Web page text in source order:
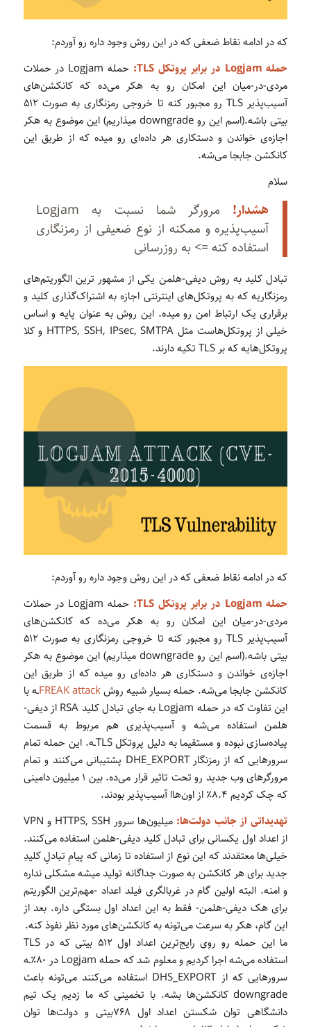
که در ادامه نقاط ضعفی که در این روش وجود داره رو آوردم:
حمله‌ Logjam در برابر پروتکل TLS:
حمله‌ Logjam در حملات
مردی-در-میان این امکان رو به هکر می‌ده که کانکشن‌های
آسیب‌پذیر TLS رو مجبور کنه تا خروجی رمزنگاری به صورت ۵۱۲
بیتی باشه.(اسم این رو downgrade میذاریم) این موضوع به هکر
اجازه‌ی خواندن و دستکاری هر داده‌ای رو میده که از طریق این
کانکشن جابجا می‌شه.
سلام
هشدار!
مرورگر شما نسبت به Logjam
آسیب‌پذیره و ممکنه از نوع ضعیفی از رمزنگاری
استفاده کنه => به روزرسانی
تبادل کلید به روش دیفی-هلمن یکی از مشهور ترین الگوریتم‌های
رمزنگاریه که به پروتکل‌های اینترنتی اجازه‌ به اشتراک‌گذاری کلید و
برقراری یک ارتباط امن رو میده. این روش به عنوان پایه و اساس
خیلی از پروتکل‌هاست مثل HTTPS, SSH, IPsec, SMTPA و کلا
پروتکل‌هایه که بر TLS تکیه دارند.
که در ادامه نقاط ضعفی که در این روش وجود داره رو آوردم:
حمله‌ Logjam در برابر پروتکل TLS:
حمله‌ Logjam در حملات
مردی-در-میان این امکان رو به هکر می‌ده که کانکشن‌های
آسیب‌پذیر TLS رو مجبور کنه تا خروجی رمزنگاری به صورت ۵۱۲
بیتی باشه.(اسم این رو downgrade میذاریم) این موضوع به هکر
اجازه‌ی خواندن و دستکاری هر داده‌ای رو میده که از طریق این
کانکشن جابجا می‌شه. حمله بسیار شبیه روشFREAK attackـه با
این تفاوت که در حمله‌ Logjam به جای تبادل کلید RSA از دیفی-
هلمن استفاده می‌شه و آسیب‌پذیری هم مربوط به قسمت
پیاده‌سازی نبوده و مستقیما به دلیل پروتکل TLSـه. این حمله تمام
سرورهایی که از رمزنگار DHE_EXPORT پشتیبانی می‌کنند و تمام
مرورگرهای وب جدید رو تحت تاثیر قرار می‌ده. بین ۱ میلیون دامینی
که چک کردیم ۸.۴٪ از اون‌هاا آسیب‌پذیر بودند.
تهدیداتی از جانب دولت‌ها:
میلیون‌ها سرور HTTPS, SSH و VPN
از اعداد اول یکسانی برای تبادل کلید دیفی-هلمن استفاده می‌کنند.
خیلی‌ها معتقدند که این نوع از استفاده تا زمانی که پیامِ تبادلِ کلیدِ
جدید برای هر کانکشن به صورت جداگانه تولید میشه مشکلی نداره
و امنه. البته اولین گام در غربالگری فیلد اعداد -مهم‌ترین الگوریتم
برای هک دیفی-هلمن- فقط به این اعداد اول بستگی داره. بعد از
این گام، هکر به سرعت می‌تونه به کانکشن‌های مورد نظر نفوذ کنه.
ما این حمله رو روی رایج‌ترین اعداد اول ۵۱۲ بیتی که در TLS
استفاده می‌شه اجرا کردیم و معلوم شد که حمله Logjam در ۸۰٪ـه
سرورهایی که از DHS_EXPORT استفاده می‌کنند می‌تونه باعث
downgrade کانکشن‌ها بشه. با تخمینی که ما زدیم یک تیم
دانشگاهی توان شکستن اعداد اول ۷۶۸بیتی و دولت‌ها توان